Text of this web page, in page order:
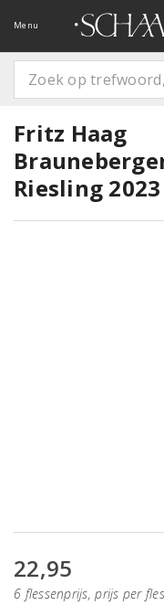
Menu
Fritz Haag
Riesling 2023
22,95
6 flessenprijs, prijs per